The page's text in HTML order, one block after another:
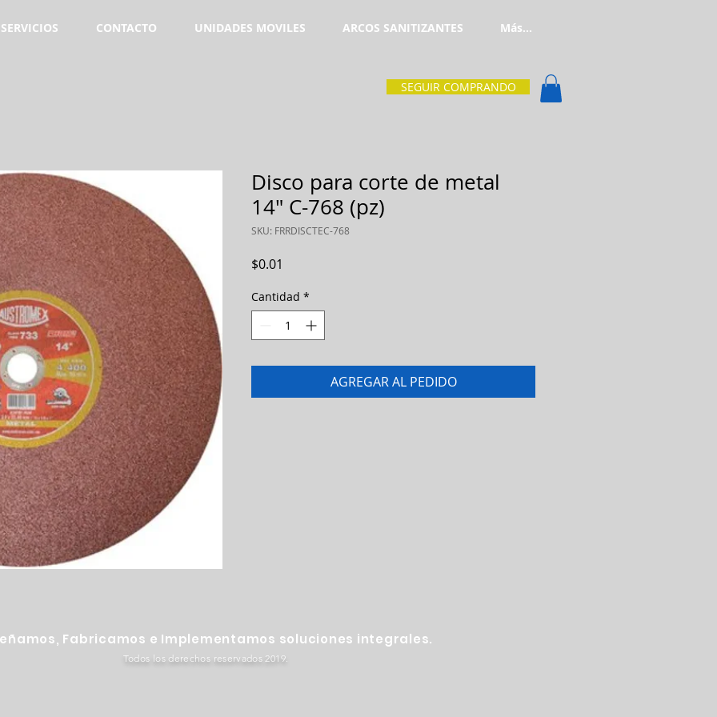
SERVICIOS CONTACTO UNIDADES MOVILES ARCOS SANITIZANTES Más...
Disco para corte de metal
14" C-768 (pz)
SKU: FRRDISCTEC-768
$0.01
Cantidad *
AGREGAR AL PEDIDO
SEGUIR COMPRANDO
Fabricamos e Implementamos soluciones integrales.
Todos los derechos reservados 2019.